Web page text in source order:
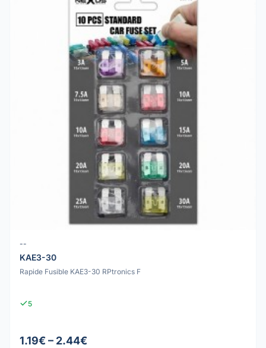
--
KAE3-30
Rapide Fusible KAE3-30 RPtronics F
5
1.19€ – 2.44€